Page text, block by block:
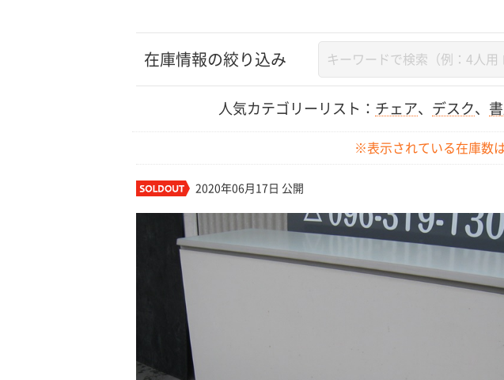
在庫情報の絞り込み
人気カテゴリーリスト： チェア、 デスク、
※表示されている在庫数
2020年06月17日 公開